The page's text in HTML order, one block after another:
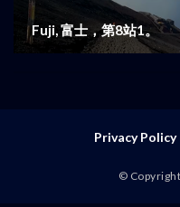
Fuji, 富士，第8站1。
Privacy Policy
©